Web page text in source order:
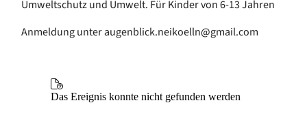
Umweltschutz und Umwelt. Für Kinder von 6-13 Jahren
Anmeldung unter augenblick.neikoelln@gmail.com